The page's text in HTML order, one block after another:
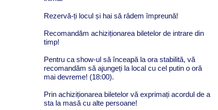
Rezervă-ți locul și hai să râdem împreună!
Recomandăm achiziționarea biletelor de intrare din
timp!
Pentru ca show-ul să înceapă la ora stabilită, vă
recomandăm să ajungeți la local cu cel putin o oră
mai devreme! (18:00).
Prin achiziționarea biletelor vă exprimați acordul de a
sta la masă cu alte persoane!